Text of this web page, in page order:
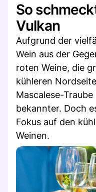
So
Vulkan
Aufgrund der
Wein aus der
roten Weine, die
kühleren
Mascalese-
bekannter. Doch
Fokus auf den
Weinen.